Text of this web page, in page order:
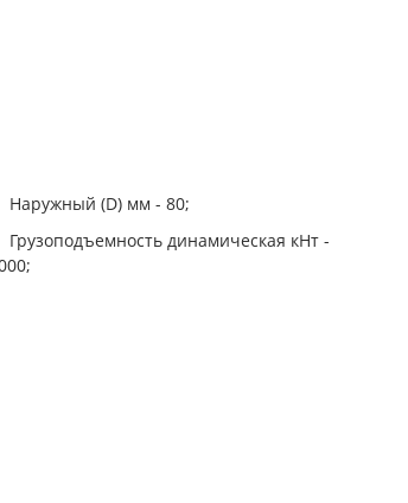
Наружный (D) мм -80;
Грузоподъемность динамическая кНт -